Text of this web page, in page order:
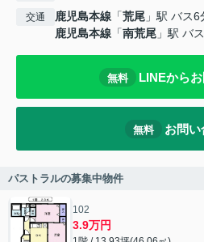
交通 鹿児島本線 「荒尾 」駅 バス
鹿児島本線 「南荒尾 」駅 バ
無料 LINEから
無料 お問い
パストラルの募集中物件
102
3.9万円